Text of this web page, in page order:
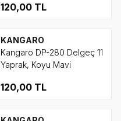
120,00 TL
KANGARO
Kangaro DP-280 Delgeç 11
Yaprak, Koyu Mavi
120,00 TL